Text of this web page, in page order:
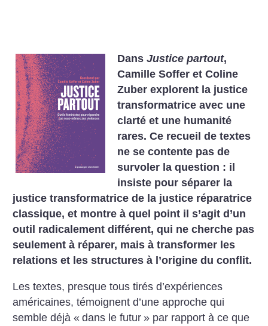
DansJustice partout,
Camille Soffer et Coline
Zuber explorent la justice
transformatrice avec une
clarté et une humanité
rares. Ce recueil de textes
ne se contente pas de
survoler la question : il
insiste pour séparer la
justice transformatrice de la justice réparatrice
classique, et montre à quel point il s’agit d’un
outil radicalement différent, qui ne cherche pas
seulement à réparer, mais à transformer les
relations et les structures à l’origine du conflit.
Les textes, presque tous tirés d’expériences
américaines, témoignent d’une approche qui
semble déjà « dans le futur » par rapport à ce que